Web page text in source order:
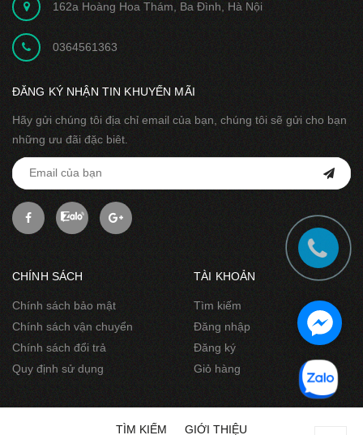
162a Hoàng Hoa Thám, Ba Đình, Hà Nội
0364561363
ĐĂNG KÝ NHẬN TIN KHUYẾN MÃI
Hãy gửi chúng tôi địa chỉ email của bạn, chúng tôi sẽ gửi cho bạn
những ưu đãi đặc biêt.
CHÍNH SÁCH
Chính sách bảo mật
Chính sách vận chuyển
Chính sách đổi trả
Quy định sử dụng
TÀI KHOẢN
Tìm kiếm
Đăng nhập
Đăng ký
Giỏ hàng
TÌM KIẾM GIỚI THIỆU